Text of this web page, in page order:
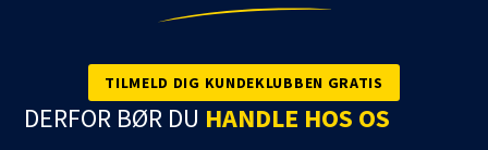
TILMELD DIG KUNDEKLUBBEN GRATIS
DERFOR BØR DU HANDLE HOS OS